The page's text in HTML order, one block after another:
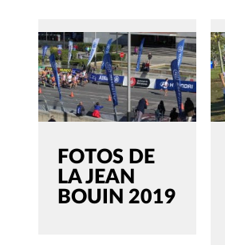
FOTOS DE
LA JEAN
BOUIN 2019